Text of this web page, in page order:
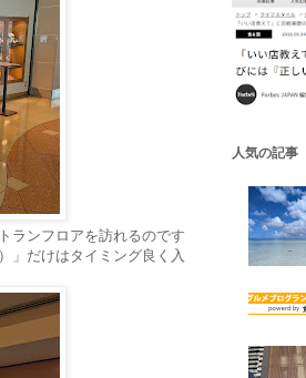
ランフロアを訪れるのです
」だけはタイミング良く入
人気の記事